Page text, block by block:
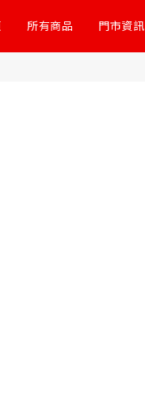
所有商品 門市資訊